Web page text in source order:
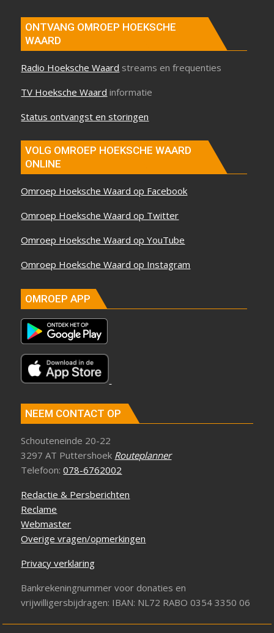
ONTVANG OMROEP HOEKSCHE
WAARD
Radio Hoeksche Waard streams en frequenties
TV Hoeksche Waard informatie
Status ontvangst en storingen
VOLG OMROEP HOEKSCHE WAARD
ONLINE
Omroep Hoeksche Waard op Facebook
Omroep Hoeksche Waard op Twitter
Omroep Hoeksche Waard op YouTube
Omroep Hoeksche Waard op Instagram
OMROEP APP
NEEM CONTACT OP
Schouteneinde 20-22
3297 AT Puttershoek Routeplanner
Telefoon:078-6762002
Redactie & Persberichten
Reclame
Webmaster
Overige vragen/opmerkingen
Privacy verklaring
Bankrekeningnummer voor donaties en
vrijwilligersbijdragen: IBAN: NL72 RABO 0354 3350 06